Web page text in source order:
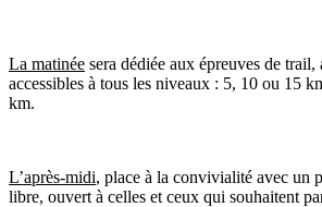
La matinée sera dédiée aux épreuves de trail,
accessibles à tous les niveaux : 5, 10 ou 15
km.
L’après-midi, place à la convivialité avec un
libre, ouvert à celles et ceux qui souhaitent